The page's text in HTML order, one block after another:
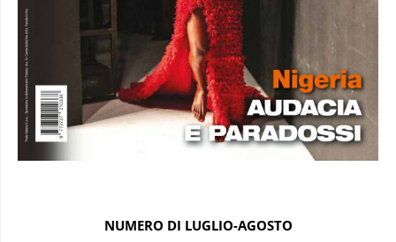
NUMERO DI LUGLIO-AGOSTO